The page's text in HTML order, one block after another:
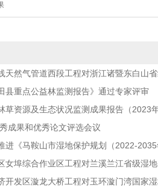
天然气管道西段工程对浙江诸暨东白山
县重点公益林监测报告》通过专家评审
草资源及生态状况监测成果报告（2023
成果和优秀论文评选会议
进《马鞍山市湿地保护规划（2022-
女埠综合作业区工程对兰溪兰江省级湿
开发区漩龙大桥工程对玉环漩门湾国家